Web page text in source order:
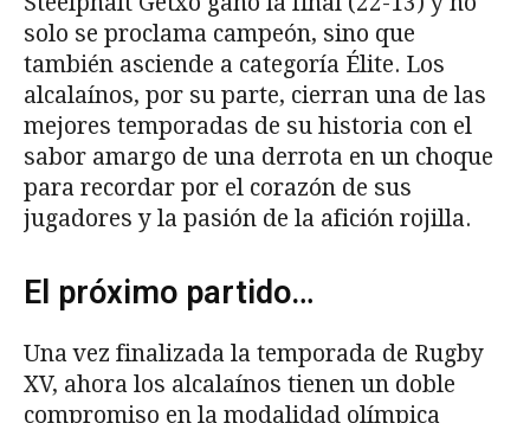
solo se proclama campeón, sino que
también asciende a categoría Élite. Los
alcalaínos, por su parte, cierran una de las
mejores temporadas de su historia con el
sabor amargo de una derrota en un choque
para recordar por el corazón de sus
jugadores y la pasión de la afición rojilla.
El próximo partido…
Una vez finalizada la temporada de Rugby
XV, ahora los alcalaínos tienen un doble
compromiso en la modalidad olímpica